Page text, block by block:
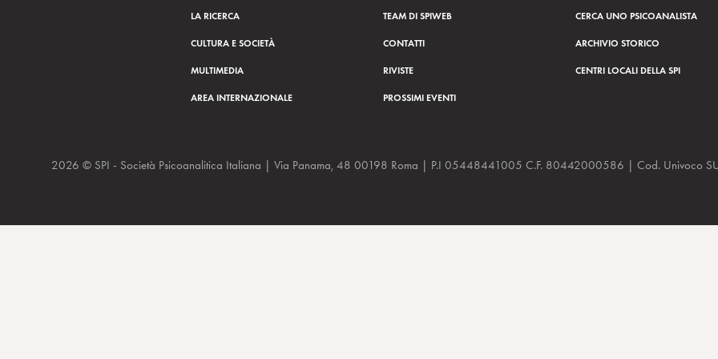
LA RICERCA
CULTURA E SOCIETÀ
MULTIMEDIA
AREA INTERNAZIONALE
TEAM DI SPIWEB
CONTATTI
RIVISTE
PROSSIMI EVENTI
CERCA UNO PSICOANALISTA
ARCHIVIO STORICO
CENTRI LOCALI DELLA SPI
2026 © SPI - Società Psicoanalitica Italiana | Via Panama, 48 00198 Roma | P.I 05448441005 C.F. 80442000586 | Cod. Univoco